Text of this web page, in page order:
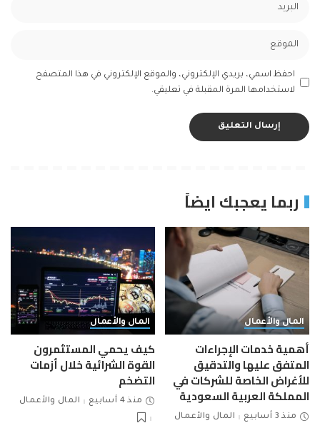
احفظ اسمي، بريدي الإلكتروني، والموقع الإلكتروني في هذا المتصفح
لاستخدامها المرة المقبلة في تعليقي.
ربما يعجبك ايضاً
المال والأعمال
أهمية خدمات الإجراءات
المتفق عليها والتدقيق
للأغراض الخاصة للشركات في
المملكة العربية السعودية
منذ 3 أسابيع المال والأعمال
المال والأعمال
كيف يحمي المستثمرون
القوة الشرائية خلال أزمات
التضخم
منذ 4 أسابيع المال والأعمال